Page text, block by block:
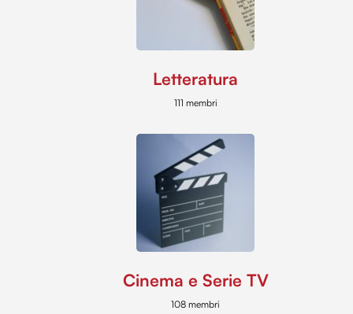
Letteratura
111 membri
Cinema e Serie TV
108 membri